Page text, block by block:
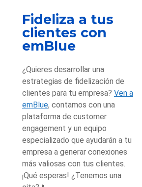
Fideliza a tus
clientes con
emBlue
¿Quieres desarrollar una
estrategias de fidelización de
clientes para tu empresa? Ven a
emBlue, contamos con una
plataforma de customer
engagement y un equipo
especializado que ayudarán a tu
empresa a generar conexiones
más valiosas con tus clientes.
¡Qué esperas! ¿Tenemos una